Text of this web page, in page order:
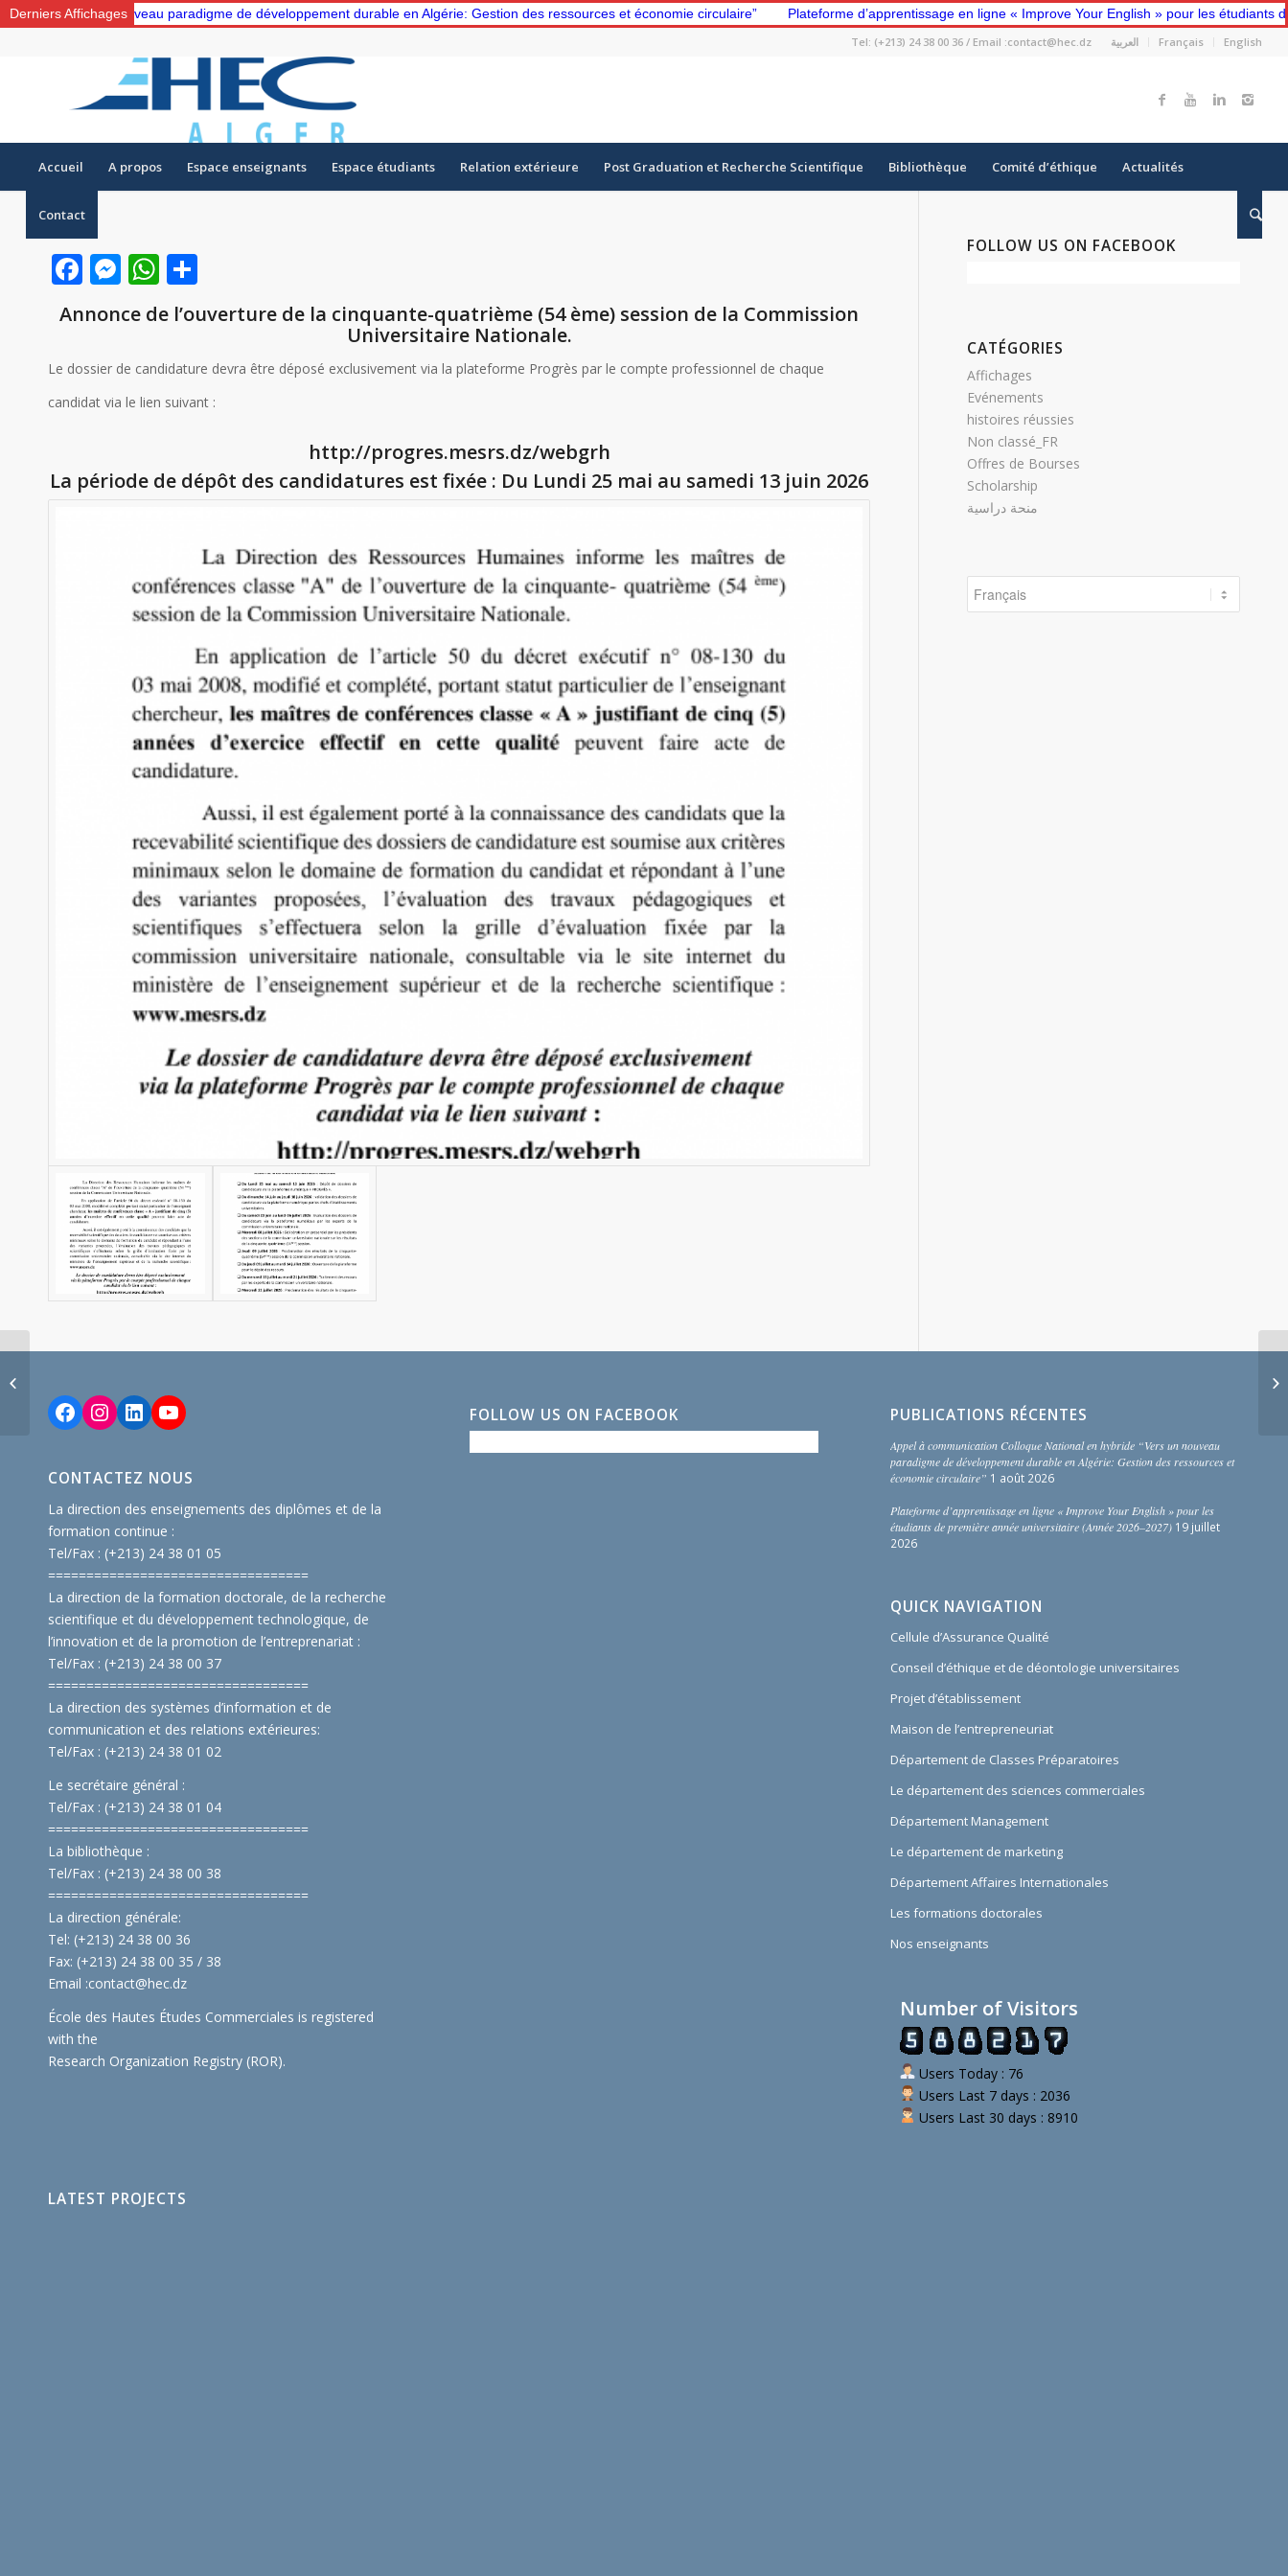
Derniers Affichages
un nouveau paradigme de développement durable en Algérie: Gestion des ressources et économie circulaire” Plateforme d’apprentissage en ligne « Improve Your English » pour les étudiants de
العربية Français English
Tel: (+213) 24 38 00 36 / Email :contact@hec.dz
Accueil A propos Espace enseignants Espace étudiants Relation extérieure Post Graduation et Recherche Scientifique Bibliothèque Comité d’éthique Actualités
Contact
Facebook
Messenger
WhatsApp
Annonce de l’ouverture de la cinquante-quatrième (54 ème) session de la Commission
Universitaire Nationale.
Le dossier de candidature devra être déposé exclusivement via la plateforme Progrès par le compte professionnel de chaque
candidat via le lien suivant :
http://progres.mesrs.dz/webgrh
La période de dépôt des candidatures est fixée : Du Lundi 25 mai au samedi 13 juin 2026
FOLLOW US ON FACEBOOK
CATÉGORIES
Affichages
Evénements
histoires réussies
Non classé_FR
Offres de Bourses
Scholarship
منحة دراسية
Choisir
une
Facebook
Instagram
LinkedIn
YouTube
CONTACTEZ NOUS
La direction des enseignements des diplômes et de la
formation continue :
Tel/Fax : (+213) 24 38 01 05
==================================
La direction de la formation doctorale, de la recherche
scientifique et du développement technologique, de
l’innovation et de la promotion de l’entreprenariat :
Tel/Fax : (+213) 24 38 00 37
==================================
La direction des systèmes d’information et de
communication et des relations extérieures:
Tel/Fax : (+213) 24 38 01 02
Le secrétaire général :
Tel/Fax : (+213) 24 38 01 04
==================================
La bibliothèque :
Tel/Fax : (+213) 24 38 00 38
==================================
La direction générale:
Tel: (+213) 24 38 00 36
Fax: (+213) 24 38 00 35 / 38
Email :contact@hec.dz
École des Hautes Études Commerciales is registered
with the
Research Organization Registry (ROR).
LATEST PROJECTS
FOLLOW US ON FACEBOOK PUBLICATIONS RÉCENTES
Appel à communication Colloque National en hybride “Vers un nouveau
paradigme de développement durable en Algérie: Gestion des ressources et
économie circulaire” 1 août 2026
Plateforme d’apprentissage en ligne « Improve Your English » pour les
étudiants de première année universitaire (Année 2026–2027) 19 juillet
2026
QUICK NAVIGATION
Cellule d’Assurance Qualité
Conseil d’éthique et de déontologie universitaires
Projet d’établissement
Maison de l’entrepreneuriat
Département de Classes Préparatoires
Le département des sciences commerciales
Département Management
Le département de marketing
Département Affaires Internationales
Les formations doctorales
Nos enseignants
Number of Visitors
Users Today : 76
Users Last 7 days : 2036
Users Last 30 days : 8910
Annonce Ouverture de
sessionde
candidature en vue de
l’obtention...